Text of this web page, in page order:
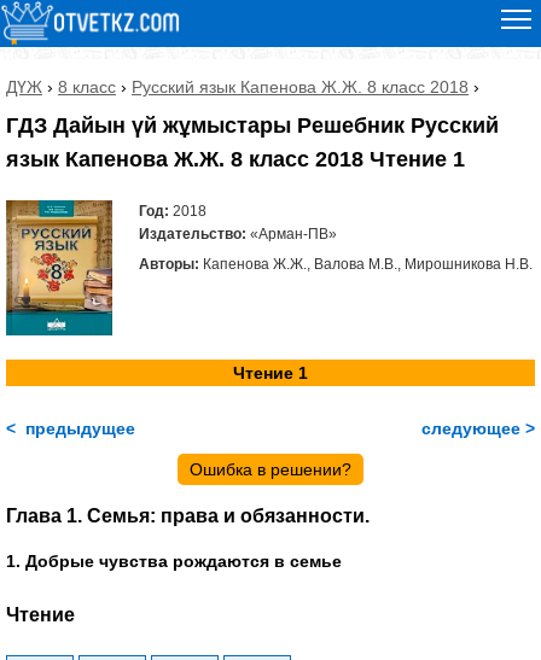
ДҮЖ › 8 класс › Русский язык Капенова Ж.Ж. 8 класс 2018 ›
ГДЗ Дайын үй жұмыстары Решебник Русский
язык Капенова Ж.Ж. 8 класс 2018 Чтение 1
Год: 2018
Издательство: «Арман-ПВ»
Авторы: Капенова Ж.Ж., Валова М.В., Мирошникова Н.В.
Чтение 1
< предыдущее следующее >
Ошибка в решении?
Глава 1. Семья: права и обязанности.
1. Добрые чувства рождаются в семье
Чтение